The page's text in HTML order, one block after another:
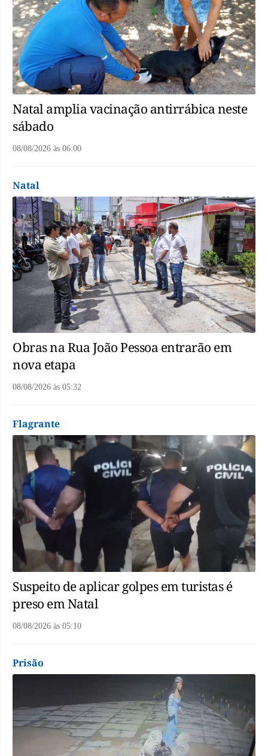
Natal amplia vacinação antirrábica neste
sábado
08/08/2026 às 06:00
Natal
Obras na Rua João Pessoa entrarão em
nova etapa
08/08/2026 às 05:32
Flagrante
Suspeito de aplicar golpes em turistas é
preso em Natal
08/08/2026 às 05:10
Prisão